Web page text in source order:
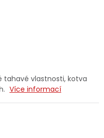
tahavé vlastnosti, kotva
Více informací